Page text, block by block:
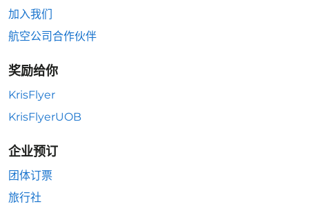
加入我们
航空公司合作伙伴
奖励给你
KrisFlyer
KrisFlyerUOB
企业预订
团体订票
旅行社